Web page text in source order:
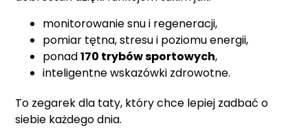
monitorowanie snu i regeneracji,
pomiar tętna, stresu i poziomu energii,
ponad170 trybów sportowych,
inteligentne wskazówki zdrowotne.
To zegarek dla taty, który chce lepiej zadbać o
siebie każdego dnia.